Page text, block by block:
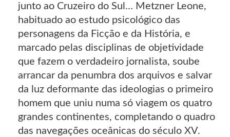
junto ao Cruzeiro do Sul… Metzner Leone,
habituado ao estudo psicológico das
personagens da Ficção e da História, e
marcado pelas disciplinas de objetividade
que fazem o verdadeiro jornalista, soube
arrancar da penumbra dos arquivos e salvar
da luz deformante das ideologias o primeiro
homem que uniu numa só viagem os quatro
grandes continentes, completando o quadro
das navegações oceânicas do século XV.